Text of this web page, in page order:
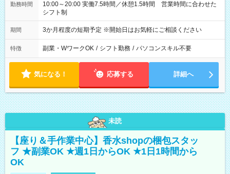
勤務時間
10:00～20:00 実働7.5時間／休憩1.5時間 営業時間に合わせた
シフト制
期間 3か月程度の短期予定 ※開始日はお気軽にご相談ください
特徴 副業・WワークOK / シフト勤務 / パソコンスキル不要
気になる！ 応募する 詳細へ
未読
【座り＆手作業中心】香水shopの梱包スタッ
フ ★副業OK ★週1日からOK ★1日1時間から
OK